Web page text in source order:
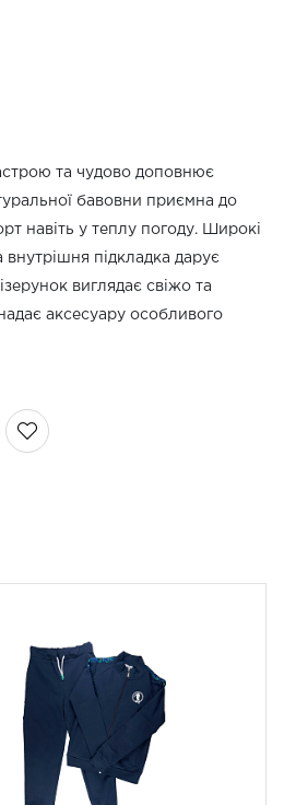
та чудово доповнює
бавовни приємна до
навіть у теплу погоду. Широкі
внутрішня підкладка дарує
виглядає свіжо та
аксесуару особливого